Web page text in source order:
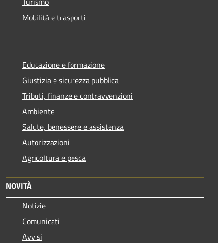
Mobilità e trasporti
Educazione e formazione
Giustizia e sicurezza pubblica
Tributi, finanze e contravvenzioni
Ambiente
Salute, benessere e assistenza
Autorizzazioni
Agricoltura e pesca
NOVITÀ
Notizie
Comunicati
Avvisi